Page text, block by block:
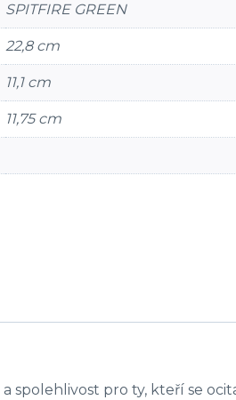
SPITFIRE GREEN
22,8 cm
11,1 cm
11,75 cm
spolehlivost pro ty, kteří se